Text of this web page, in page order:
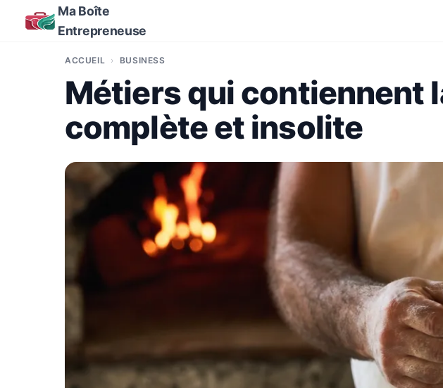
Ma Boîte
Entrepreneuse
ACCUEIL BUSINESS
Métiers qui contiennent
complète et insolite